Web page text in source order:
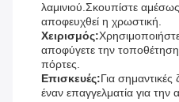
λαμινιού.Σκουπίστε
αποφευχθεί η χρωστική.
Χειρισμός:
αποφύγετε την τοποθέτηση
πόρτες.
Επισκευές:Για σημαντικές
έναν επαγγελματία για την